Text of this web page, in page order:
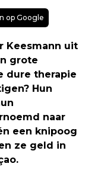
op Google
Keesmann uit
grote
dure therapie
Hun
naar
een knipoog
ze geld in